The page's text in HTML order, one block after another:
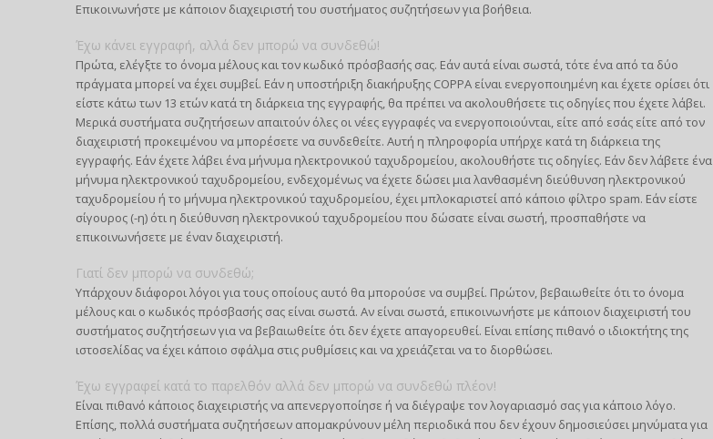
Επικοινωνήστε με κάποιον διαχειριστή του συστήματος συζητήσεων για βοήθεια.
Έχω κάνει εγγραφή, αλλά δεν μπορώ να συνδεθώ!
Πρώτα, ελέγξτε το όνομα μέλους και τον κωδικό πρόσβασής σας. Εάν αυτά είναι σωστά, τότε ένα από τα δύο
πράγματα μπορεί να έχει συμβεί. Εάν η υποστήριξη διακήρυξης COPPA είναι ενεργοποιημένη και έχετε ορίσει ότι
είστε κάτω των 13 ετών κατά τη διάρκεια της εγγραφής, θα πρέπει να ακολουθήσετε τις οδηγίες που έχετε λάβει.
Μερικά συστήματα συζητήσεων απαιτούν όλες οι νέες εγγραφές να ενεργοποιούνται, είτε από εσάς είτε από τον
διαχειριστή προκειμένου να μπορέσετε να συνδεθείτε. Αυτή η πληροφορία υπήρχε κατά τη διάρκεια της
εγγραφής. Εάν έχετε λάβει ένα μήνυμα ηλεκτρονικού ταχυδρομείου, ακολουθήστε τις οδηγίες. Εάν δεν λάβετε ένα
μήνυμα ηλεκτρονικού ταχυδρομείου, ενδεχομένως να έχετε δώσει μια λανθασμένη διεύθυνση ηλεκτρονικού
ταχυδρομείου ή το μήνυμα ηλεκτρονικού ταχυδρομείου, έχει μπλοκαριστεί από κάποιο φίλτρο spam. Εάν είστε
σίγουρος (-η) ότι η διεύθυνση ηλεκτρονικού ταχυδρομείου που δώσατε είναι σωστή, προσπαθήστε να
επικοινωνήσετε με έναν διαχειριστή.
Γιατί δεν μπορώ να συνδεθώ;
Υπάρχουν διάφοροι λόγοι για τους οποίους αυτό θα μπορούσε να συμβεί. Πρώτον, βεβαιωθείτε ότι το όνομα
μέλους και ο κωδικός πρόσβασής σας είναι σωστά. Αν είναι σωστά, επικοινωνήστε με κάποιον διαχειριστή του
συστήματος συζητήσεων για να βεβαιωθείτε ότι δεν έχετε απαγορευθεί. Είναι επίσης πιθανό ο ιδιοκτήτης της
ιστοσελίδας να έχει κάποιο σφάλμα στις ρυθμίσεις και να χρειάζεται να το διορθώσει.
Έχω εγγραφεί κατά το παρελθόν αλλά δεν μπορώ να συνδεθώ πλέον!
Είναι πιθανό κάποιος διαχειριστής να απενεργοποίησε ή να διέγραψε τον λογαριασμό σας για κάποιο λόγο.
Επίσης, πολλά συστήματα συζητήσεων απομακρύνουν μέλη περιοδικά που δεν έχουν δημοσιεύσει μηνύματα για